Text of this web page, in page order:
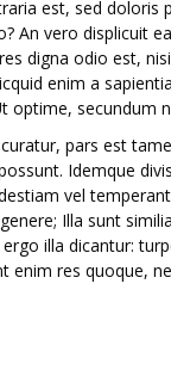
est, sed doloris
An vero displicuit
digna odio est,
enim a
optime, secundum
pars est
Idemque
vel
Illa sunt
illa dicantur:
enim res quoque,